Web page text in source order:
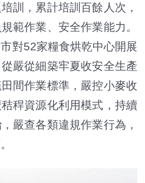
訓，累計培訓百餘人次，
範作業、安全作業能力。
對52家糧食烘乾中心開展
嚴從細築牢夏收安全生產
間作業標準，嚴控小麥收
稈資源化利用模式，持續
嚴查各類違規作業行為，